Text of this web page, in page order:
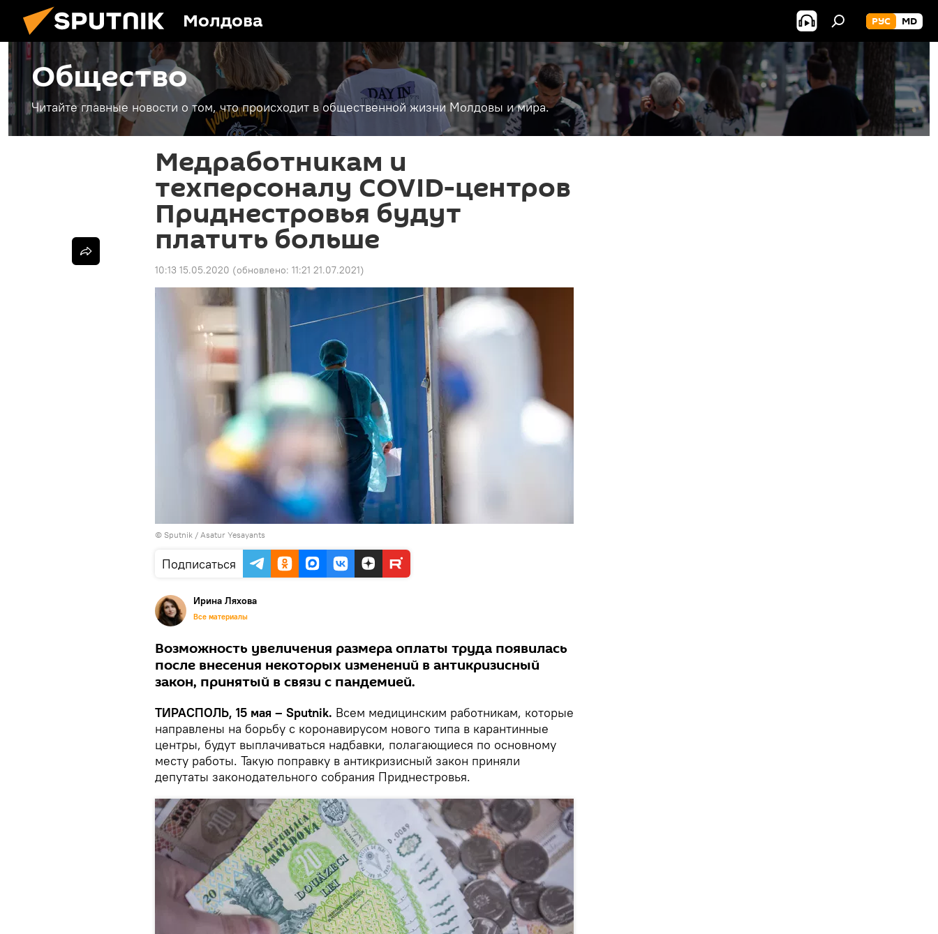
Молдова РУС MD
Общество
Читайте главные новости о том, что происходит в общественной жизни Молдовы и мира.
Медработникам и
техперсоналу COVID-центров
Приднестровья будут
платить больше
10:13 15.05.2020 (обновлено: 11:21 21.07.2021)
© Sputnik / Asatur Yesayants
Подписаться
Ирина Ляхова
Все материалы
Возможность увеличения размера оплаты труда появилась
после внесения некоторых изменений в антикризисный
закон, принятый в связи с пандемией.
ТИРАСПОЛЬ, 15 мая – Sputnik. Всем медицинским работникам, которые
направлены на борьбу с коронавирусом нового типа в карантинные
центры, будут выплачиваться надбавки, полагающиеся по основному
месту работы. Такую поправку в антикризисный закон приняли
депутаты законодательного собрания Приднестровья.